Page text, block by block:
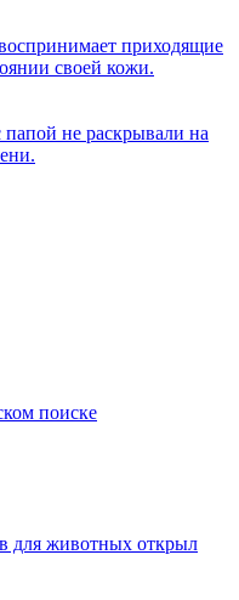
приходящие
своей кожи.
не раскрывали на
поиске
для животных открыл